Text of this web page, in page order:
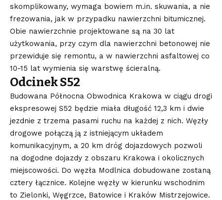
skomplikowany, wymaga bowiem m.in. skuwania, a nie
frezowania, jak w przypadku nawierzchni bitumicznej.
Obie nawierzchnie projektowane są na 30 lat
użytkowania, przy czym dla nawierzchni betonowej nie
przewiduje się remontu, a w nawierzchni asfaltowej co
10-15 lat wymienia się warstwę ścieralną.
Odcinek S52
Budowana Północna Obwodnica Krakowa w ciągu drogi
ekspresowej S52 będzie miała długość 12,3 km i dwie
jezdnie z trzema pasami ruchu na każdej z nich. Węzły
drogowe połączą ją z istniejącym układem
komunikacyjnym, a 20 km dróg dojazdowych pozwoli
na dogodne dojazdy z obszaru Krakowa i okolicznych
miejscowości. Do węzła Modlnica dobudowane zostaną
cztery łącznice. Kolejne węzły w kierunku wschodnim
to Zielonki, Węgrzce, Batowice i Kraków Mistrzejowice.